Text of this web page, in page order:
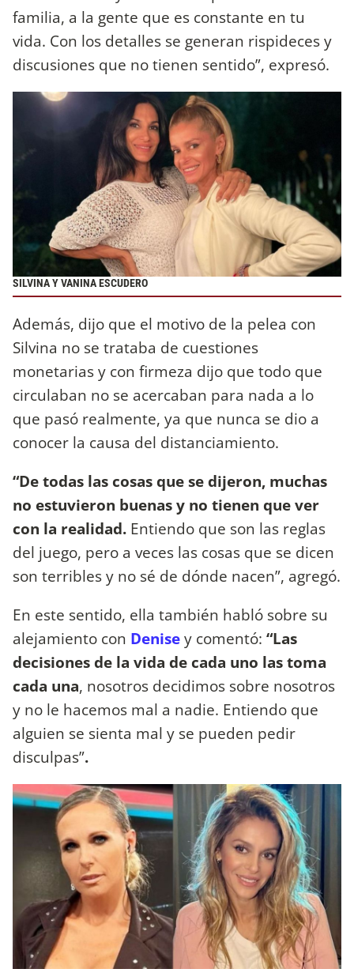
familia, a la gente que es constante en tu
vida. Con los detalles se generan rispideces y
discusiones que no tienen sentido”, expresó.
SILVINA Y VANINA ESCUDERO
Además, dijo que el motivo de la pelea con
Silvina no se trataba de cuestiones
monetarias y con firmeza dijo que todo que
circulaban no se acercaban para nada a lo
que pasó realmente, ya que nunca se dio a
conocer la causa del distanciamiento.
“De todas las cosas que se dijeron, muchas
no estuvieron buenas y no tienen que ver
con la realidad. Entiendo que son las reglas
del juego, pero a veces las cosas que se dicen
son terribles y no sé de dónde nacen”, agregó.
En este sentido, ella también habló sobre su
alejamiento con Denisey comentó: “Las
decisiones de la vida de cada uno las toma
cada una, nosotros decidimos sobre nosotros
y no le hacemos mal a nadie. Entiendo que
alguien se sienta mal y se pueden pedir
disculpas”.